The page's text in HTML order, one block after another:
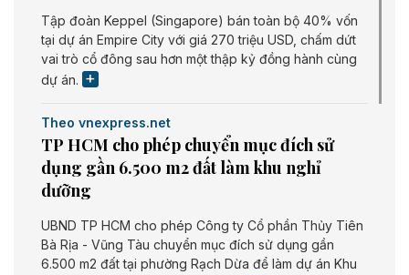
Tập đoàn Keppel (Singapore) bán toàn bộ 40% vốn
tại dự án Empire City với giá 270 triệu USD, chấm dứt
vai trò cổ đông sau hơn một thập kỷ đồng hành cùng
dự án.
Theo vnexpress.net
TP HCM cho phép chuyển mục đích sử
dụng gần 6.500 m2 đất làm khu nghỉ
dưỡng
UBND TP HCM cho phép Công ty Cổ phần Thủy Tiên
Bà Rịa - Vũng Tàu chuyển mục đích sử dụng gần
6.500 m2 đất tại phường Rạch Dừa để làm dự án Khu